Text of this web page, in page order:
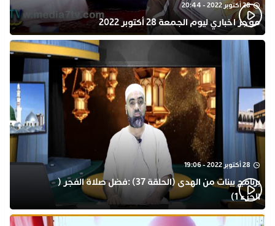
28 أكتوبر 2022 - 20:44
موجز اخباري ليوم الجمعة 28 أكتوبر 2022
28 أكتوبر 2022 - 19:06
برنامج بينات من الهدى (الحلقة 37) :فضل صلاة الفجر (
الجزء 1)